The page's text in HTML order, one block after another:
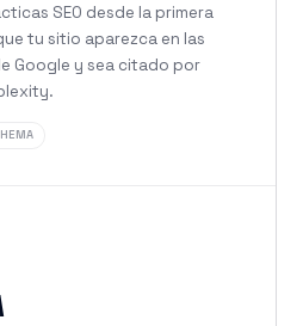
SEO desde la primera
tu sitio aparezca en las
Google y sea citado por